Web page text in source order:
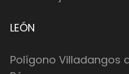
LEÓN
Polígono Villadangos